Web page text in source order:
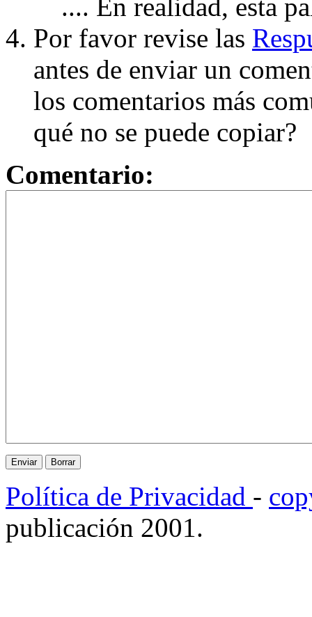
.... En realidad, esta
Por favor revise las
antes de enviar un
los comentarios más
qué no se puede copiar?
Comentario:
Política de Privacidad -
publicación 2001.